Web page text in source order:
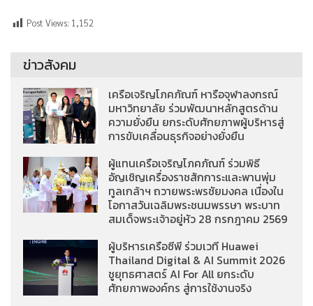
Post Views: 1,152
ข่าวสังคม
เครือเจริญโภคภัณฑ์ หารือจุฬาลงกรณ์
มหาวิทยาลัย ร่วมพัฒนาหลักสูตรด้าน
ความยั่งยืน ยกระดับศักยภาพผู้บริหารสู่
การขับเคลื่อนธุรกิจอย่างยั่งยืน
ผู้แทนเครือเจริญโภคภัณฑ์ ร่วมพิธี
อัญเชิญเครื่องราชสักการะและพานพุ่ม
ทูลเกล้าฯ ถวายพระพรชัยมงคล เนื่องใน
โอกาสวันเฉลิมพระชนมพรรษา พระบาท
สมเด็จพระเจ้าอยู่หัว 28 กรกฎาคม 2569
ผู้บริหารเครือซีพี ร่วมเวที Huawei
Thailand Digital & AI Summit 2026
ชูยุทธศาสตร์ AI For All ยกระดับ
ศักยภาพองค์กร สู่การใช้งานจริง